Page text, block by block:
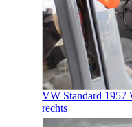
VW Standard 1957
rechts